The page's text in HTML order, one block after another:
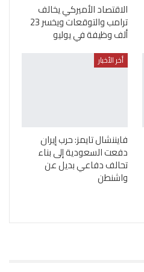
الاقتصاد الأميركي يخالف
ترامب والتوقعات ويخسر 23
ألف وظيفة في يوليو
أخر الأخبار
فايننشال تايمز: حرب إيران
دفعت السعودية إلى بناء
تحالف دفاعي بديل عن
واشنطن